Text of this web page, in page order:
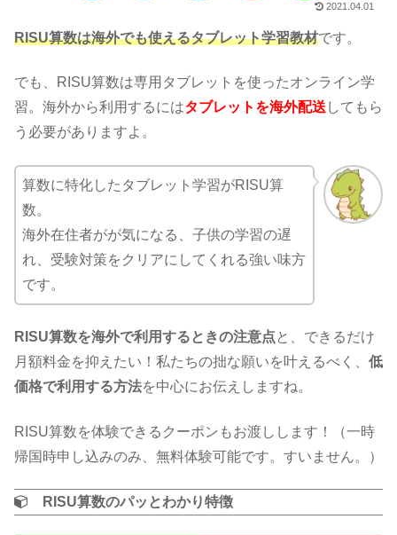
2021.04.01
RISU算数は海外でも使えるタブレット学習教材です。
でも、RISU算数は専用タブレットを使ったオンライン学
習。海外から利用するにはタブレットを海外配送 してもら
う必要がありますよ。
算数に特化したタブレット学習がRISU算
数。
海外在住者がが気になる、子供の学習の遅
れ、受験対策をクリアにしてくれる強い味方
です。
RISU算数を海外で利用するときの注意点 と、できるだけ
月額料金を抑えたい！私たちの拙な願いを叶えるべく、 低
価格で利用する方法を中心にお伝えしますね。
RISU算数を体験できるクーポンもお渡しします！（一時
帰国時申し込みのみ、無料体験可能です。すいません。）
RISU算数のパッとわかり特徴